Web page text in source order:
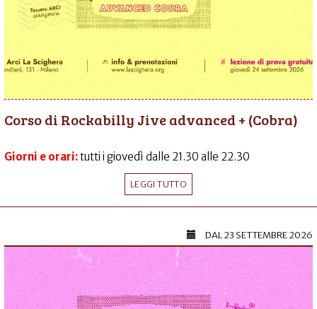
Corso di Rockabilly Jive advanced + (Cobra)
Giorni e orari:tutti i giovedì dalle 21.30 alle 22.30
LEGGI TUTTO
DAL23 SETTEMBRE 2026